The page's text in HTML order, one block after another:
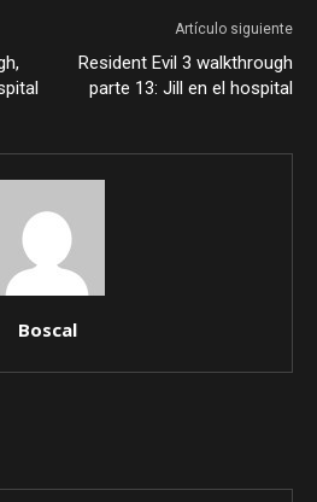
Artículo siguiente
Resident Evil 3 walkthrough
parte 13: Jill en el hospital
Boscal